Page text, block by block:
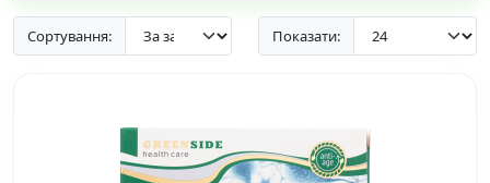
Сортування: Показати: